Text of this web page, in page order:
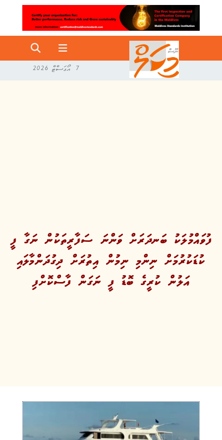
7 އޯގަސްޓް 2026
ފުވައްމުލަކު ބަނދަރަށް ވަންނަ ސަފާރީތަކުން ނަގާ ފީ
ކުޑަކުރުމަށް ނިންމި ނިމުން އިތުރަށް ދިގުދަންމާލައި
އަލުން ކުރީގެ ބޮޑު ފީ ނަގަން ފާސްކޮށްފި